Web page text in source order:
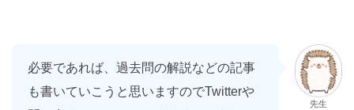
必要であれば、過去問の解説などの記事
も書いていこうと思いますのでTwitterや
先生